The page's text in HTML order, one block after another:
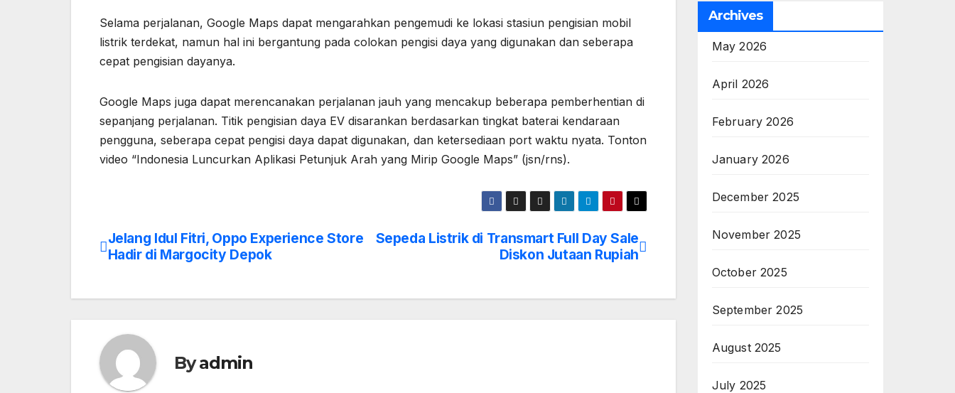
Selama perjalanan, Google Maps dapat mengarahkan pengemudi ke lokasi stasiun pengisian mobil
listrik terdekat, namun hal ini bergantung pada colokan pengisi daya yang digunakan dan seberapa
cepat pengisian dayanya.
Google Maps juga dapat merencanakan perjalanan jauh yang mencakup beberapa pemberhentian di
sepanjang perjalanan. Titik pengisian daya EV disarankan berdasarkan tingkat baterai kendaraan
pengguna, seberapa cepat pengisi daya dapat digunakan, dan ketersediaan port waktu nyata. Tonton
video “Indonesia Luncurkan Aplikasi Petunjuk Arah yang Mirip Google Maps” (jsn/rns).
Post
Sepeda Listrik di Transmart Full Day Sale
Diskon Jutaan Rupiah
Jelang Idul Fitri, Oppo Experience Store
Hadir di Margocity Depok
Byadmin
Archives
May 2026
April 2026
February 2026
January 2026
December 2025
November 2025
October 2025
September 2025
August 2025
July 2025